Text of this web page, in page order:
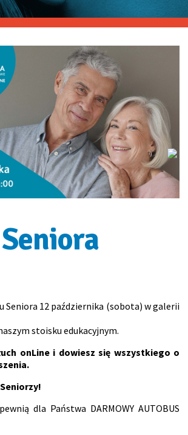
Seniora 12 października (sobota) w galerii
stoisku edukacyjnym.
onLine i dowiesz się wszystkiego o
dla Państwa DARMOWY AUTOBUS